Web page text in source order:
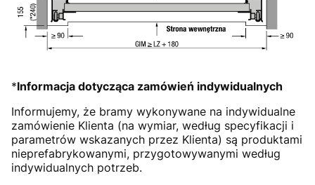
*Informacja dotycząca zamówień indywidualnych
Informujemy, że bramy wykonywane na indywidualne
zamówienie Klienta (na wymiar, według specyfikacji i
parametrów wskazanych przez Klienta) są produktami
nieprefabrykowanymi, przygotowywanymi według
indywidualnych potrzeb.